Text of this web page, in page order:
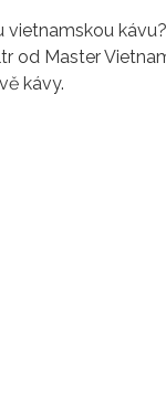
vietnamskou
od Master
kávy.